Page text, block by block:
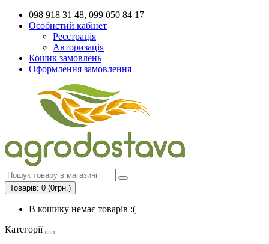
098 918 31 48, 099 050 84 17
Особистий кабінет
Реєстрація
Авторизація
Кошик замовлень
Оформлення замовлення
Товарів: 0 (0грн.)
В кошику немає товарів :(
Категорії